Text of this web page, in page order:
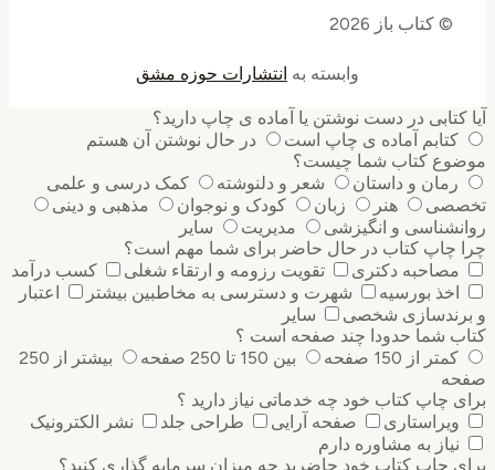
© کتاب باز 2026
وابسته به انتشارات حوزه مشق
آیا کتابی در دست نوشتن یا آماده ی چاپ دارید؟
کتابم آماده ی چاپ است
در حال نوشتن آن هستم
موضوع کتاب شما چیست؟
رمان و داستان
شعر و دلنوشته
کمک درسی و علمی
تخصصی
هنر زبان کودک و نوجوان
مذهبی و دینی
روانشناسی و انگیزشی
مدیریت
سایر
چرا چاپ کتاب در حال حاضر برای شما مهم است؟
مصاحبه دکتری
تقویت رزومه و ارتقاء شغلی
کسب درآمد
اخذ بورسیه
شهرت و دسترسی به مخاطبین بیشتر
اعتبار
و برندسازی شخصی
سایر
کتاب شما حدودا چند صفحه است ؟
کمتر از 150 صفحه
بین 150 تا 250 صفحه
بیشتر از 250
صفحه
برای چاپ کتاب خود چه خدماتی نیاز دارید ؟
ویراستاری
صفحه آرایی طراحی جلد
نشر الکترونیک
نیاز به مشاوره دارم
برای چاپ کتاب خود حاضرید چه میزان سرمایه گذاری ‌کنید؟